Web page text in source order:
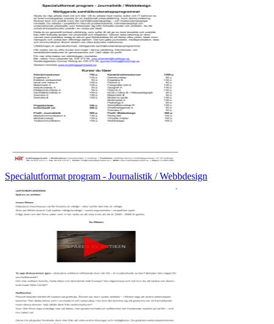
Specialutformat program - Journalistik / Webbdesign